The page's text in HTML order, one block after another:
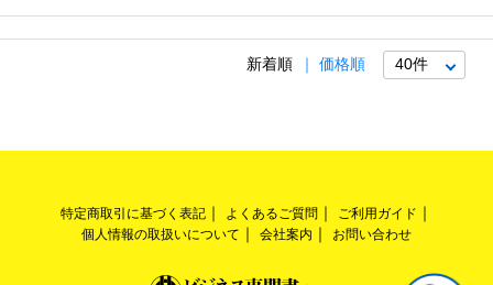
新着順 価格順
特定商取引に基づく表記 よくあるご質問
ご利用ガイド
個人情報の取扱いについて
会社案内 お問い合わせ